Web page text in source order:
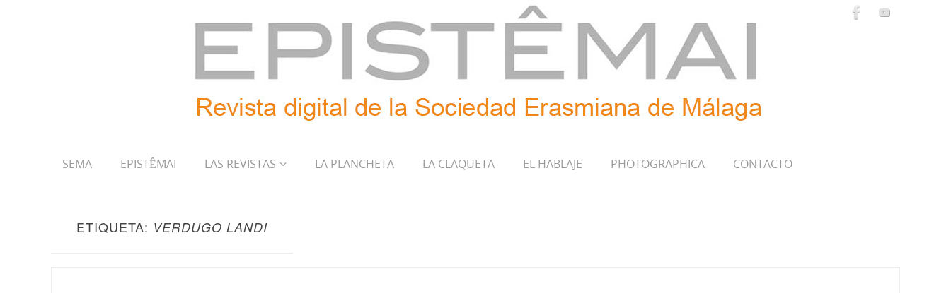
SEMA EPISTÊMAI LAS REVISTAS LA PLANCHETA LA CLAQUETA EL HABLAJE PHOTOGRAPHICA CONTACTO
ETIQUETA: VERDUGO LANDI